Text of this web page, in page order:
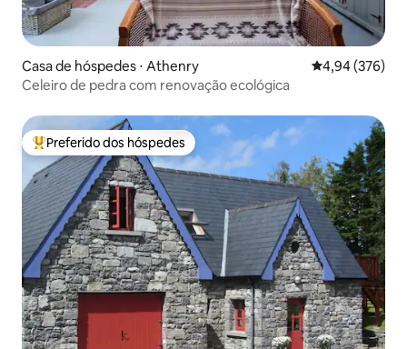
Casa de hóspedes ⋅ Athenry 4,94 de uma
4,94 (376)
Celeiro de pedra com renovação ecológica
Entre os melhores preferidos dos hóspedes
Preferido dos hóspedes